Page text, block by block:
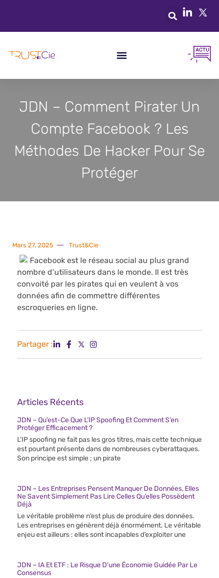
JDN – Comment Pirater Un
Compte Facebook ? Les
Méthodes De Hacker Pour Se
Protéger
Mars 27, 2025 Trust&Cie
Facebook est le réseau social au plus grand
nombre d’utilisateurs dans le monde. Il est très
convoité par les pirates qui en veulent à vos
données afin de commettre différentes
escroqueries en ligne.
Partager :
Articles Récents
JDN – Qu’est-Ce Que L’IP Spoofing Et Comment S’en
Protéger Efficacement ?
L’IP spoofing ne fait pas les gros titres, mais cette technique
est pourtant présente dans de nombreuses cyberattaques.
Son principe est simple ; un pirate
JDN – Les Entreprises Pensent Manquer De Données, Elles
Ne Savent Simplement Pas Lire Celles Qu’elles Possèdent
Déjà
Le véritable problème n’est plus de produire des données.
Les entreprises en génèrent déjà énormément. Le véritable
enjeu est ailleurs : elles sont incapables d’exploiter une
JDN – IA Et ETF : Le Risque D’une Économie Guidée Par Le
Consensus